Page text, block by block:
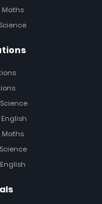
Maths
English
Maths